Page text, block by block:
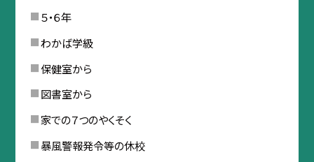
５・６年
わかば学級
保健室から
図書室から
家での７つのやくそく
暴風警報発令等の休校